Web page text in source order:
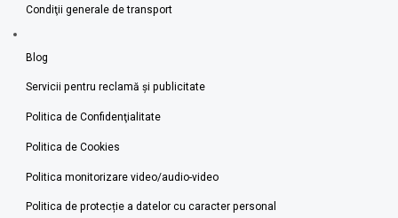
Condiţii generale de transport
Blog
Servicii pentru reclamă și publicitate
Politica de Confidenţialitate
Politica de Cookies
Politica monitorizare video/audio-video
Politica de protecție a datelor cu caracter personal